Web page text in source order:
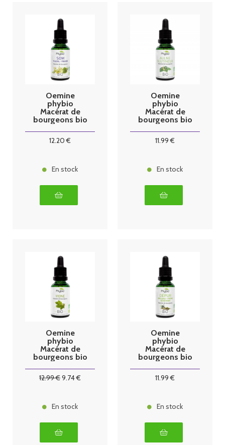
Oemine
phybio
Macérat de
bourgeons bio
12.20 €
En stock
Oemine
phybio
Macérat de
bourgeons bio
11.99 €
En stock
Oemine
phybio
Macérat de
bourgeons bio
12.99€9.74€
En stock
Oemine
phybio
Macérat de
bourgeons bio
11.99 €
En stock